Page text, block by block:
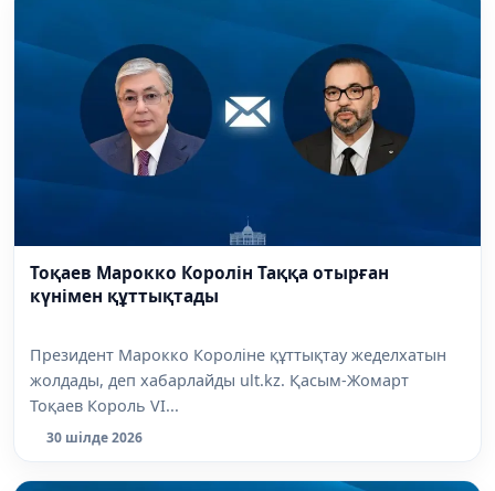
Тоқаев Марокко Королін Таққа отырған
күнімен құттықтады
Президент Марокко Короліне құттықтау жеделхатын
жолдады, деп хабарлайды ult.kz. Қасым-Жомарт
Тоқаев Король VI...
30 шілде 2026